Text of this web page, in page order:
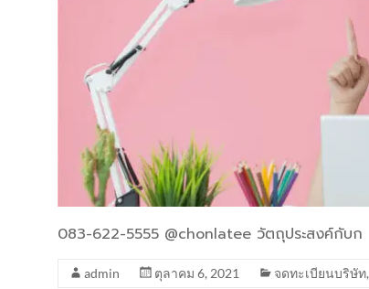
083-622-5555 @chonlatee วัตถุประสงค์กับก
admin ตุลาคม 6, 2021 จดทะเบียนบริษัท,